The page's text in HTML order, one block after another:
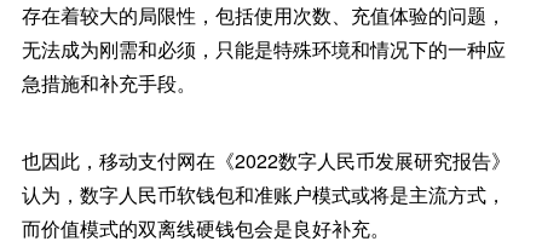
存在着较大的局限性，包括使用次数、充值体验的问题，
无法成为刚需和必须，只能是特殊环境和情况下的一种应
急措施和补充手段。
也因此，移动支付网在《2022数字人民币发展研究报告》
认为，数字人民币软钱包和准账户模式或将是主流方式，
而价值模式的双离线硬钱包会是良好补充。